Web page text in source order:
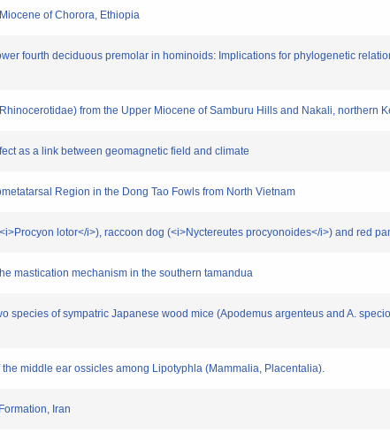
of Chorora, Ethiopia
fourth deciduous premolar in hominoids: Implications for phylogenetic
from the Upper Miocene of Samburu Hills and Nakali, northern
as a link between geomagnetic field and climate
Region in the Dong Tao Fowls from North Vietnam
lotor</i>), raccoon dog (<i>Nyctereutes procyonoides</i>) and red
mastication mechanism in the southern tamandua
species of sympatric Japanese wood mice (Apodemus argenteus and A.
middle ear ossicles among Lipotyphla (Mammalia, Placentalia).
Iran